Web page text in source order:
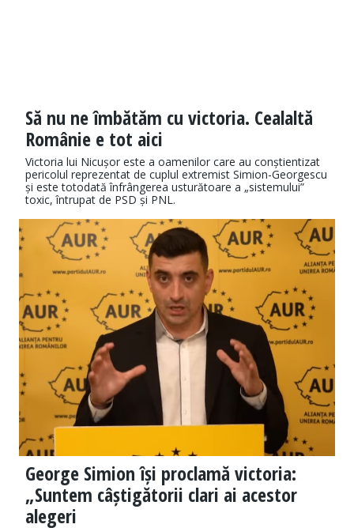
Să nu ne îmbătăm cu victoria. Cealaltă
Românie e tot aici
Victoria lui Nicușor este a oamenilor care au conștientizat
pericolul reprezentat de cuplul extremist Simion-Georgescu
și este totodată înfrângerea usturătoare a „sistemului”
toxic, întrupat de PSD și PNL.
George Simion își proclamă victoria:
„Suntem câștigătorii clari ai acestor
alegeri